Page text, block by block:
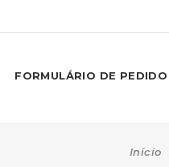
FORMULÁRIO DE PEDIDO
Início